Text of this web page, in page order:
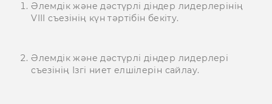
Әлемдік және дәстүрлі діндер лидерлерінің
VIІI съезінің күн тәртібін бекіту.
Әлемдік және дәстүрлі діндер лидерлері
съезінің Ізгі ниет елшілерін сайлау.